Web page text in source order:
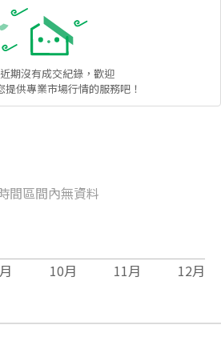
近期沒有成交紀錄，歡迎
提供專業市場行情的服務吧！
間區間內無資料
月 10月 11月 12月